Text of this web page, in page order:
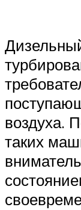
воздуха.
таких